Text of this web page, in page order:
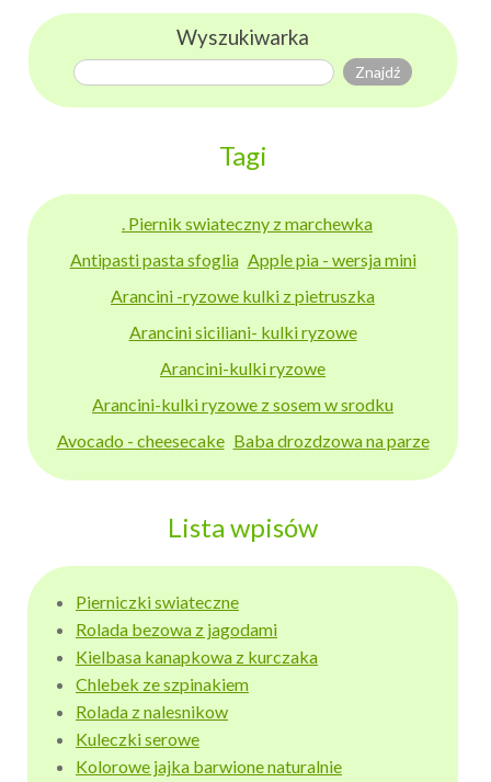
Wyszukiwarka
Tagi
. Piernik swiateczny z marchewka
Antipasti pasta sfoglia Apple pia - wersja mini
Arancini -ryzowe kulki z pietruszka
Arancini siciliani- kulki ryzowe
Arancini-kulki ryzowe
Arancini-kulki ryzowe z sosem w srodku
Avocado - cheesecake Baba drozdzowa na parze
Lista wpisów
Pierniczki swiateczne
Rolada bezowa z jagodami
Kielbasa kanapkowa z kurczaka
Chlebek ze szpinakiem
Rolada z nalesnikow
Kuleczki serowe
Kolorowe jajka barwione naturalnie